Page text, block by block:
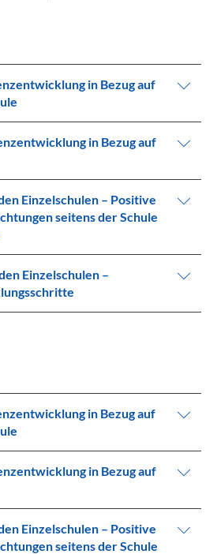
in Bezug auf
in Bezug auf
Einzelschulen – Positive
seitens der Schule
Einzelschulen –
in Bezug auf
in Bezug auf
Einzelschulen – Positive
seitens der Schule